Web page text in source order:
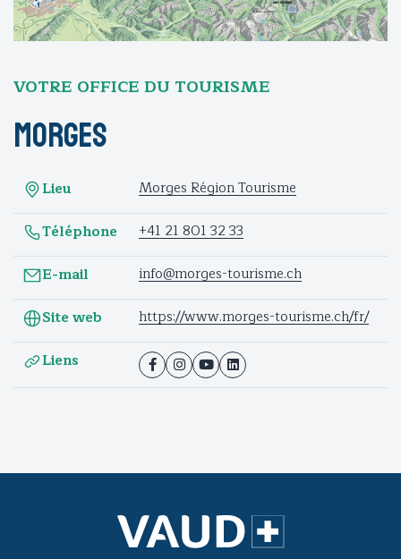
VOTRE OFFICE DU TOURISME
Morges
Lieu
Morges Région Tourisme
Téléphone
+41 21 801 32 33
E-mail
info@morges-tourisme.ch
Site web
https://www.morges-tourisme.ch/fr/
Liens